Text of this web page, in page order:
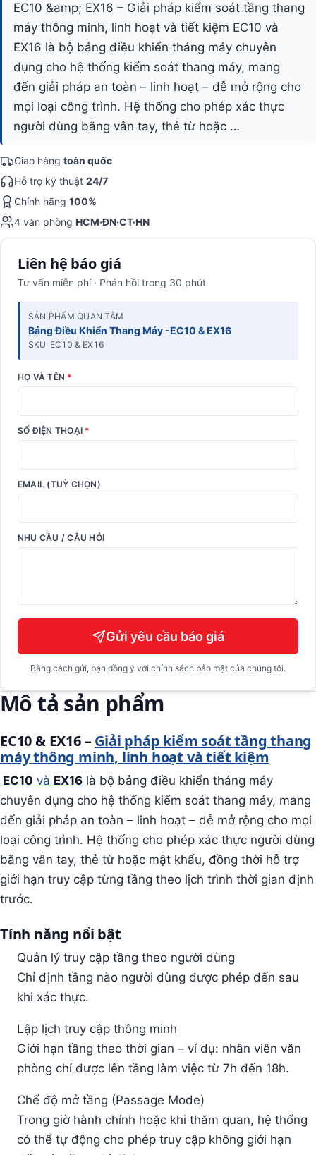
EC10 &amp; EX16 – Giải pháp kiểm soát tầng thang
máy thông minh, linh hoạt và tiết kiệm EC10 và
EX16 là bộ bảng điều khiển tháng máy chuyên
dụng cho hệ thống kiểm soát thang máy, mang
đến giải pháp an toàn – linh hoạt – dễ mở rộng cho
mọi loại công trình. Hệ thống cho phép xác thực
người dùng bằng vân tay, thẻ từ hoặc …
Giao hàng toàn quốc
Hỗ trợ kỹ thuật 24/7
Chính hãng 100%
4 văn phòng HCM·ĐN·CT·HN
Liên hệ báo giá
Tư vấn miễn phí · Phản hồi trong 30 phút
SẢN PHẨM QUAN TÂM
Bảng Điều Khiển Thang Máy -EC10 & EX16
SKU: EC10 & EX16
HỌ VÀ TÊN *
SỐ ĐIỆN THOẠI *
EMAIL (TUỲ CHỌN)
NHU CẦU / CÂU HỎI
Gửi yêu cầu báo giá
Bằng cách gửi, bạn đồng ý với chính sách bảo mật của chúng tôi.
Mô tả sản phẩm
EC10 & EX16 –Giải pháp kiểm soát tầng thang
máy thông minh, linh hoạt và tiết kiệm
EC10 và EX16 là bộ bảng điều khiển tháng máy
chuyên dụng cho hệ thống kiểm soát thang máy, mang
đến giải pháp an toàn – linh hoạt – dễ mở rộng cho mọi
loại công trình. Hệ thống cho phép xác thực người dùng
bằng vân tay, thẻ từ hoặc mật khẩu, đồng thời hỗ trợ
giới hạn truy cập từng tầng theo lịch trình thời gian định
trước.
Tính năng nổi bật
Quản lý truy cập tầng theo người dùng
Chỉ định tầng nào người dùng được phép đến sau
khi xác thực.
Lập lịch truy cập thông minh
Giới hạn tầng theo thời gian – ví dụ: nhân viên văn
phòng chỉ được lên tầng làm việc từ 7h đến 18h.
Chế độ mở tầng (Passage Mode)
Trong giờ hành chính hoặc khi thăm quan, hệ thống
có thể tự động cho phép truy cập không giới hạn